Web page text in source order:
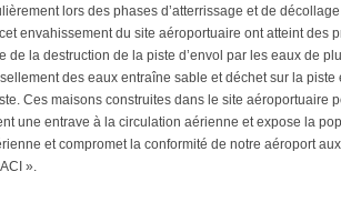
lors des phases d’atterrissage et de
envahissement du site aéroportuaire ont atteint des
de la destruction de la piste d’envol par les eaux de
des eaux entraîne sable et déchet sur la
Ces maisons construites dans le site aéroportuaire
une entrave à la circulation aérienne et expose la
et compromet la conformité de notre aéroport
».